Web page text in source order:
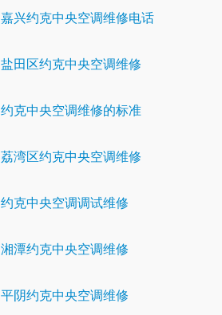
嘉兴约克中央空调维修电话
盐田区约克中央空调维修
约克中央空调维修的标准
荔湾区约克中央空调维修
约克中央空调调试维修
湘潭约克中央空调维修
平阴约克中央空调维修